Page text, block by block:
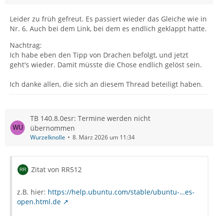
Leider zu früh gefreut. Es passiert wieder das Gleiche wie in
Nr. 6. Auch bei dem Link, bei dem es endlich geklappt hatte.
Nachtrag:
Ich habe eben den Tipp von Drachen befolgt, und jetzt
geht's wieder. Damit müsste die Chose endlich gelöst sein.
Ich danke allen, die sich an diesem Thread beteiligt haben.
TB 140.8.0esr: Termine werden nicht
übernommen
Wurzelknolle 8. März 2026 um 11:34
Zitat von RR512
z.B. hier: https://help.ubuntu.com/stable/ubuntu-…es-
open.html.de